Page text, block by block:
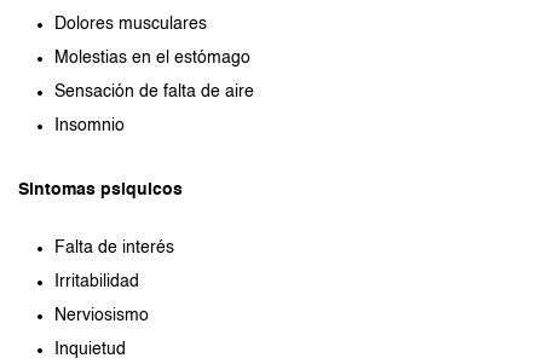
Dolores musculares
Molestias en el estómago
Sensación de falta de aire
Insomnio
Sintomas psiquicos
Falta de interés
Irritabilidad
Nerviosismo
Inquietud